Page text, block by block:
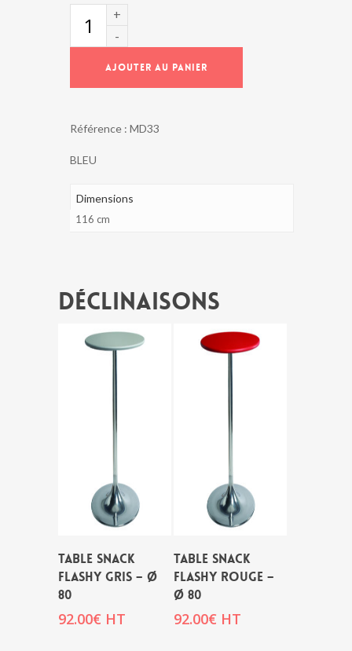
FLASHY
BLEU
80
AJOUTER AU PANIER
Référence : MD33
BLEU
Dimensions
116 cm
Déclinaisons
TABLE SNACK
FLASHY GRIS – Ø
80
92.00€ HT
TABLE SNACK
FLASHY ROUGE –
Ø 80
92.00€ HT